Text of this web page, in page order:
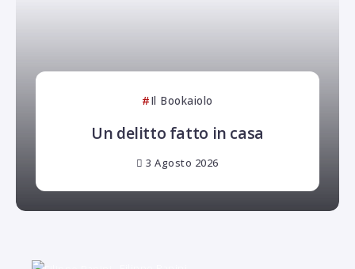
Il Bookaiolo
Un delitto fatto in casa
3 Agosto 2026